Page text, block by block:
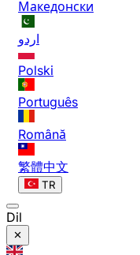
Македонски
اردو
Polski
Português
Română
繁體中文
TR
Dil